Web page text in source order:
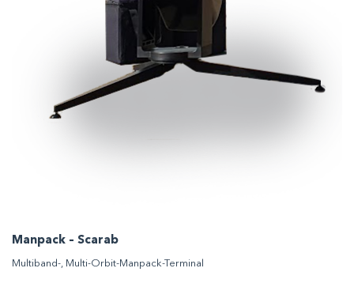
Manpack – Scarab
Multiband-, Multi-Orbit-Manpack-Terminal